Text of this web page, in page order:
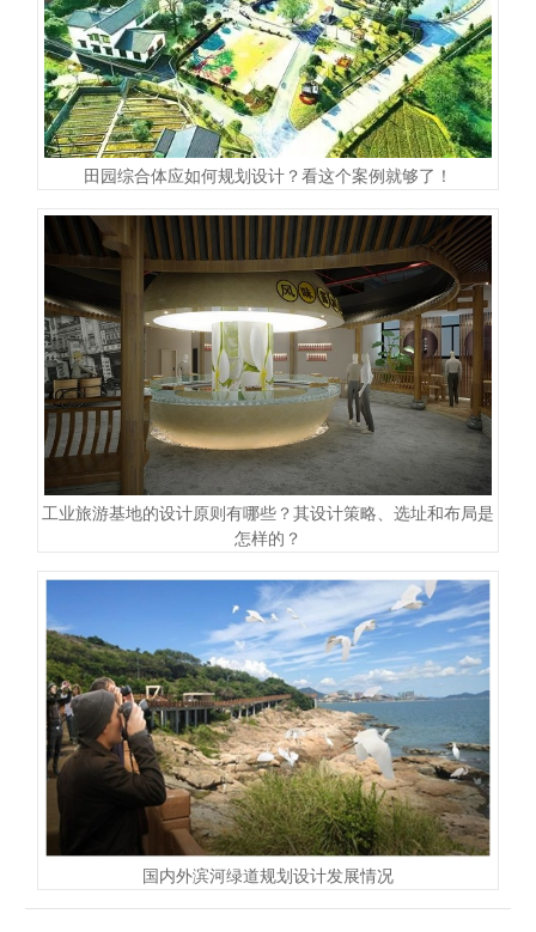
田园综合体应如何规划设计？看这个案例就够了！
工业旅游基地的设计原则有哪些？其设计策略、选址和布局是
怎样的？
国内外滨河绿道规划设计发展情况